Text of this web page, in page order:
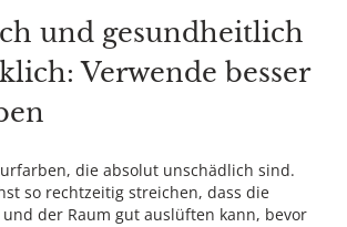
und gesundheitlich
Verwende besser
die absolut unschädlich sind.
so rechtzeitig streichen, dass die
der Raum gut auslüften kann, bevor